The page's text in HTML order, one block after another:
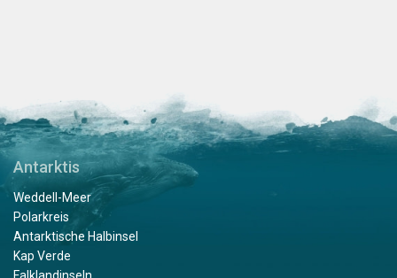
Antarktis
Weddell-Meer
Polarkreis
Antarktische Halbinsel
Kap Verde